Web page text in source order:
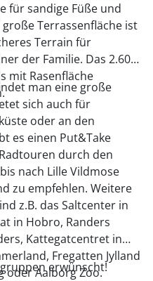
für sandige Füße und
große Terrassenfläche ist
Terrain für
der Familie. Das 2.600
mit Rasenfläche
man eine große
sich auch für
oder an den
es einen Put&Take
durch den
nach Lille Vildmose
zu empfehlen. Weitere
z.B. das Saltcenter in
in Hobro, Randers
Kattegatcentret in
Fregatten Jylland
oder Aalborg Zoo.
erwünscht!